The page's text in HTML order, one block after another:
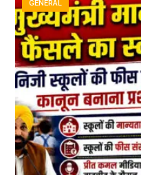
GENERAL